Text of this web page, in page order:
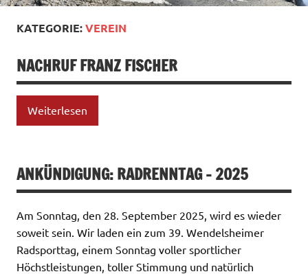
KATEGORIE:VEREIN
NACHRUF FRANZ FISCHER
Weiterlesen
ANKÜNDIGUNG: RADRENNTAG – 2025
Am Sonntag, den 28. September 2025, wird es wieder
soweit sein. Wir laden ein zum 39. Wendelsheimer
Radsporttag, einem Sonntag voller sportlicher
Höchstleistungen, toller Stimmung und natürlich